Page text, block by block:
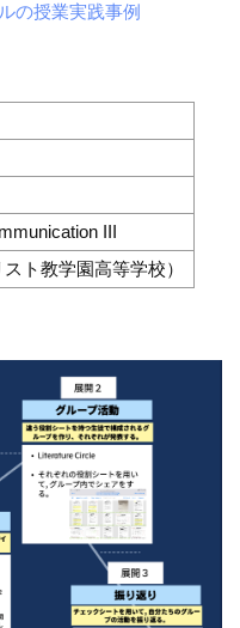
の授業実践事例
III
ト教学園高等学校）